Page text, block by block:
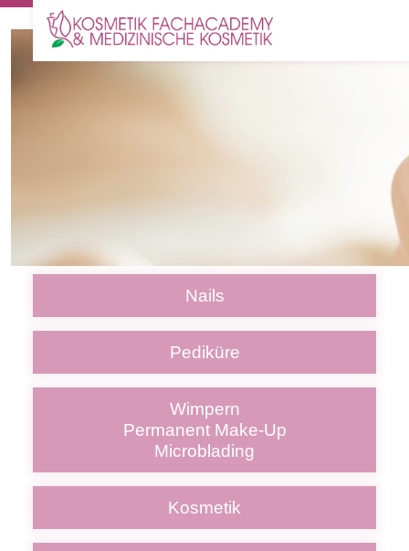
Nails
Pediküre
Wimpern
Permanent Make-Up
Microblading
Kosmetik